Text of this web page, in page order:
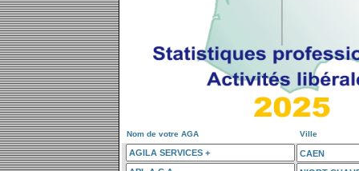
Ville
Nom de votre AGA